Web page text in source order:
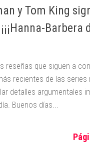
y Tom King
Barbera
reseñas que siguen a
recientes de las series
detalles argumentales
Buenos días...